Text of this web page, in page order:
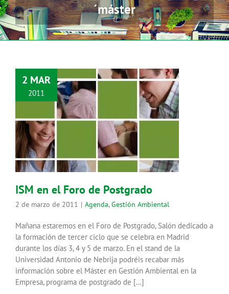
´máster
2 MAR
2011
ISM en el Foro de Postgrado
Agenda Gestión Ambiental
ISM en el Foro de Postgrado
2 de marzo de 2011 | Agenda,Gestión Ambiental
Mañana estaremos en el Foro de Postgrado, Salón dedicado a
la formación de tercer ciclo que se celebra en Madrid
durante los días 3, 4 y 5 de marzo. En el stand de la
Universidad Antonio de Nebrija podréis recabar más
información sobre el Máster en Gestión Ambiental en la
Empresa, programa de postgrado de [...]